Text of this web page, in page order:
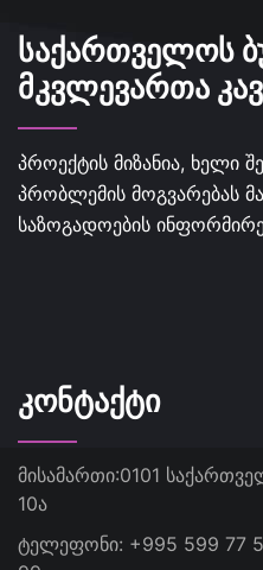
ᲡᲐᲥᲐᲠᲗᲕᲔᲚᲝᲡ
ᲛᲙᲕᲚᲔᲕᲐᲠᲗᲐ
პროექტის მიზანია, ხელი
პრობლემის მოგვარებას
საზოგადოების
ᲙᲝᲜᲢᲐᲥᲢᲘ
მისამართი:0101
10ა
ტელეფონი: +995 599 77